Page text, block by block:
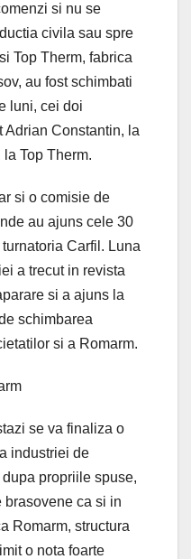
si nu se
civila sau spre
Top Therm, fabrica
au fost schimbati
luni, cei doi
Constantin, la
Top Therm.
si o comisie de
au ajuns cele 30
Carfil. Luna
a trecut in revista
si a ajuns la
schimbarea
si a Romarm.
se va finaliza o
industriei de
propriile spuse,
ca si in
Romarm, structura
o nota foarte